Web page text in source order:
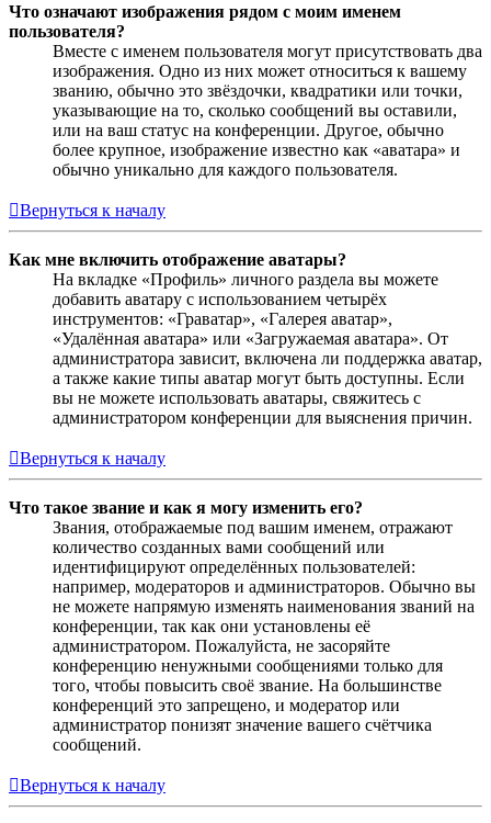
Что означают изображения рядом с моим именем
пользователя?
Вместе с именем пользователя могут присутствовать два
изображения. Одно из них может относиться к вашему
званию, обычно это звёздочки, квадратики или точки,
указывающие на то, сколько сообщений вы оставили,
или на ваш статус на конференции. Другое, обычно
более крупное, изображение известно как «аватара» и
обычно уникально для каждого пользователя.
Вернуться к началу
Как мне включить отображение аватары?
На вкладке «Профиль» личного раздела вы можете
добавить аватару с использованием четырёх
инструментов: «Граватар», «Галерея аватар»,
«Удалённая аватара» или «Загружаемая аватара». От
администратора зависит, включена ли поддержка аватар,
а также какие типы аватар могут быть доступны. Если
вы не можете использовать аватары, свяжитесь с
администратором конференции для выяснения причин.
Вернуться к началу
Что такое звание и как я могу изменить его?
Звания, отображаемые под вашим именем, отражают
количество созданных вами сообщений или
идентифицируют определённых пользователей:
например, модераторов и администраторов. Обычно вы
не можете напрямую изменять наименования званий на
конференции, так как они установлены её
администратором. Пожалуйста, не засоряйте
конференцию ненужными сообщениями только для
того, чтобы повысить своё звание. На большинстве
конференций это запрещено, и модератор или
администратор понизят значение вашего счётчика
сообщений.
Вернуться к началу